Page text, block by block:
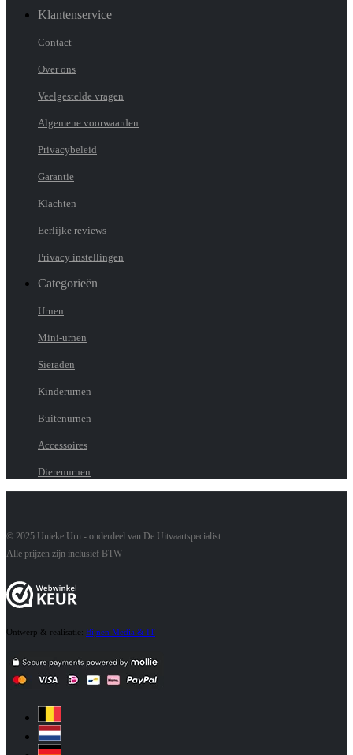
Klantenservice
Contact
Over ons
Veelgestelde vragen
Algemene voorwaarden
Privacybeleid
Garantie
Klachten
Eerlijke reviews
Privacy instellingen
Categorieën
Urnen
Mini-urnen
Sieraden
Kinderurnen
Buitenurnen
Accessoires
Dierenurnen
© 2025 Unieke Urn - onderdeel van De Uitvaartspecialist
Alle prijzen zijn inclusief BTW
Ontwerp & realisatie: Bijnen Media & IT